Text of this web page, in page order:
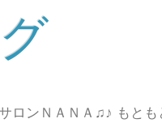
ロンＮＡＮＡ♫♪ もと